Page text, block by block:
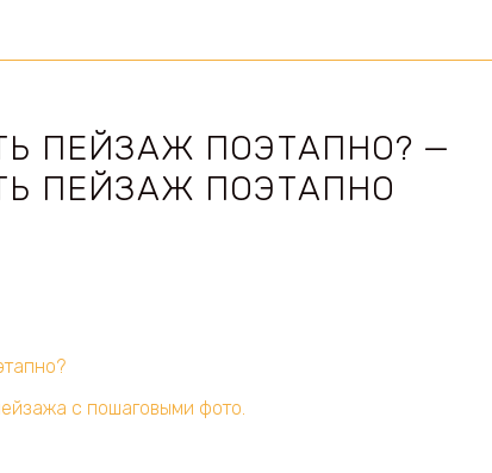
ПЕЙЗАЖ ПОЭТАПНО? —
ПЕЙЗАЖ ПОЭТАПНО
с пошаговыми фото.